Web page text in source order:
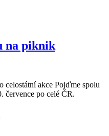
na piknik
celostátní akce Pojďme spolu
července po celé ČR.